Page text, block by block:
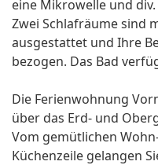
eine Mikrowelle und
Zwei Schlafräume sind
ausgestattet und Ihre
bezogen. Das Bad
Die Ferienwohnung
über das Erd- und
Vom gemütlichen
Küchenzeile gelangen